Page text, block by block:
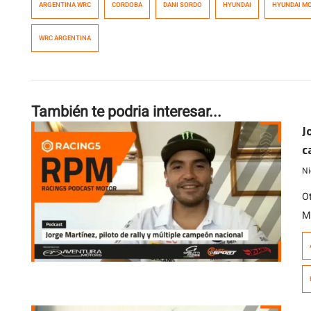
ARGENTINA WRC CORDOBA DANI SORDO HYUNDAI HYUNDAI
WRC ARGENTINA
También te podria interesar...